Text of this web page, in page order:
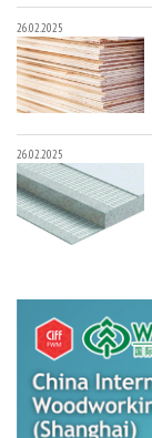
26.02.2025
26.02.2025